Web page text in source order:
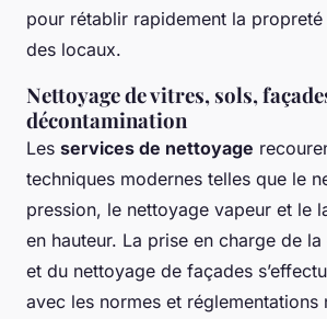
pour rétablir rapidement la
des locaux.
Nettoyage de vitres, sols,
décontamination
Les services de nettoyage
techniques modernes telles que le
pression, le nettoyage vapeur et le
en hauteur. La prise en charge de
et du nettoyage de façades
avec les normes et réglementations